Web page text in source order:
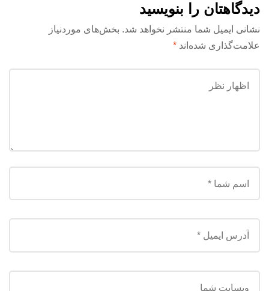
دیدگاهتان را بنویسید
نشانی ایمیل شما منتشر نخواهد شد. بخش‌های موردنیاز
علامت‌گذاری شده‌اند *